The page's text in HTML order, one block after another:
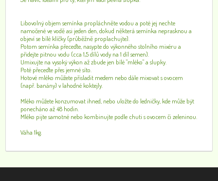
Libovolný objem semínka propláchněte vodou a poté jej nechte
namočené ve vodě asi jeden den, dokud některá semínka neprasknou a
objeví se bílé klíčky (průběžně proplachujte).
Potom semínka přeceďte, nasypte do výkonného stolního mixéru a
přidejte pitnou vodu (cca 1,5 dílů vody na 1 díl semen).
Umixujte na vysoký výkon až zbude jen bílé "mléko" a slupky.
Poté přeceďte přes jemné síto.
Hotové mléko můžete přisladit medem nebo dále mixovat s ovocem
(např. banány) v lahodné koktejly.
Mléko můžete konzumovat ihned, nebo uložte do ledničky, kde může být
ponecháno až 48 hodin.
Mléko pijte samotné nebo kombinujte podle chuti s ovocem či zeleninou.
Váha 1kg.